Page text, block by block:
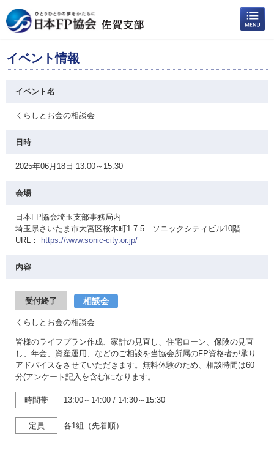
イベント情報
イベント名
くらしとお金の相談会
日時
2025年06月18日 13:00～15:30
会場
日本FP協会埼玉支部事務局内
埼玉県さいたま市大宮区桜木町1-7-5 ソニックシティビル10階
URL：
https://www.sonic-city.or.jp/
内容
受付終了 相談会
くらしとお金の相談会
皆様のライフプラン作成、家計の見直し、住宅ローン、保険の見直
し、年金、資産運用、などのご相談を当協会所属のFP資格者が承り
アドバイスをさせていただきます。無料体験のため、相談時間は60
分(アンケート記入を含む)になります。
時間帯 13:00～14:00 / 14:30～15:30
定員 各1組（先着順）